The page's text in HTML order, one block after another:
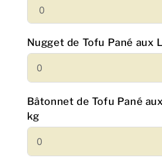
Nugget de Tofu Pané aux
Bâtonnet de Tofu Pané
kg